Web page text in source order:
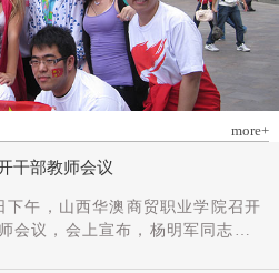
more+
干部教师会议
下午，山西华澳商贸职业学院召开
会议，会上宣布，杨明军同志任